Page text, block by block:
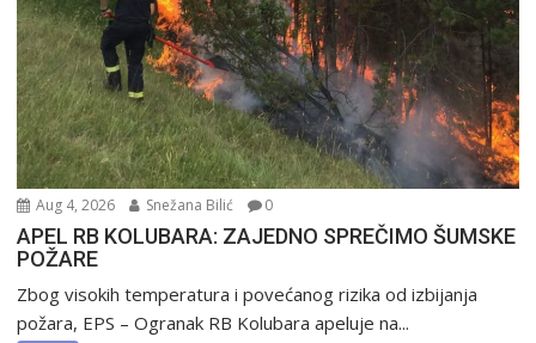
Aug 4, 2026 Snežana Bilić 0
APEL RB KOLUBARA: ZAJEDNO SPREČIMO ŠUMSKE
POŽARE
Zbog visokih temperatura i povećanog rizika od izbijanja
požara, EPS – Ogranak RB Kolubara apeluje na...